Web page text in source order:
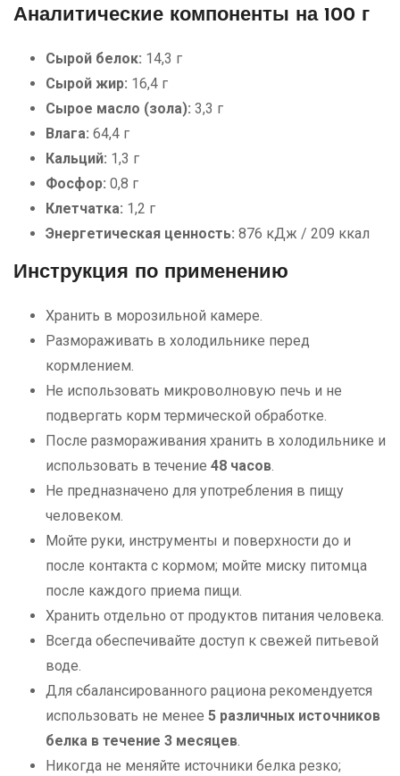
Аналитические компоненты на 100 г
Сырой белок: 14,3 г
Сырой жир: 16,4 г
Сырое масло (зола): 3,3 г
Влага: 64,4 г
Кальций: 1,3 г
Фосфор: 0,8 г
Клетчатка: 1,2 г
Энергетическая ценность: 876 кДж / 209 ккал
Инструкция по применению
Хранить в морозильной камере.
Размораживать в холодильнике перед
кормлением.
Не использовать микроволновую печь и не
подвергать корм термической обработке.
После размораживания хранить в холодильнике и
использовать в течение 48 часов
Не предназначено для употребления в пищу
человеком.
Мойте руки, инструменты и поверхности до и
после контакта с кормом; мойте миску питомца
после каждого приема пищи.
Хранить отдельно от продуктов питания человека.
Всегда обеспечивайте доступ к свежей питьевой
воде.
Для сбалансированного рациона рекомендуется
использовать не менее 5 различных источников
белка в течение 3 месяцев
Никогда не меняйте источники белка резко;